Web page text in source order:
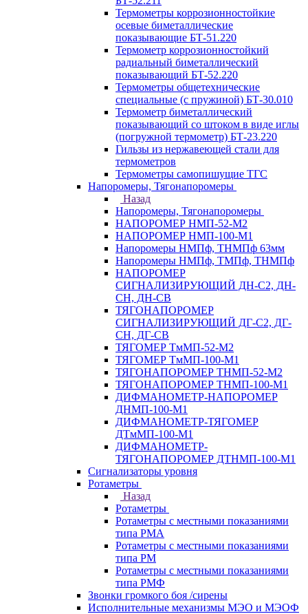
Термометры коррозионностойкие
осевые биметаллические
показывающие БТ-51.220
Термометр коррозионностойкий
радиальный биметаллический
показывающий БТ-52.220
Термометры общетехнические
специальные (с пружиной) БТ-30.010
Термометр биметаллический
показывающий со штоком в виде иглы
(погружной термометр) БТ-23.220
Гильзы из нержавеющей стали для
термометров
Термометры самопишущие ТГС
Напоромеры, Тягонапоромеры
Назад
Напоромеры, Тягонапоромеры
НАПОРОМЕР НМП-52-М2
НАПОРОМЕР НМП-100-М1
Напоромеры НМПф, ТНМПф 63мм
Напоромеры НМПф, ТМПф, ТНМПф
НАПОРОМЕР
СИГНАЛИЗИРУЮЩИЙ ДН-С2, ДН-
СН, ДН-СВ
ТЯГОНАПОРОМЕР
СИГНАЛИЗИРУЮЩИЙ ДГ-С2, ДГ-
СН, ДГ-СВ
ТЯГОМЕР ТмМП-52-М2
ТЯГОМЕР ТмМП-100-М1
ТЯГОНАПОРОМЕР ТНМП-52-М2
ТЯГОНАПОРОМЕР ТНМП-100-М1
ДИФМАНОМЕТР-НАПОРОМЕР
ДНМП-100-М1
ДИФМАНОМЕТР-ТЯГОМЕР
ДТмМП-100-М1
ДИФМАНОМЕТР-
ТЯГОНАПОРОМЕР ДТНМП-100-М1
Сигнализаторы уровня
Ротаметры
Назад
Ротаметры
Ротаметры с местными показаниями
типа РМА
Ротаметры с местными показаниями
типа РМ
Ротаметры с местными показаниями
типа РМФ
Звонки громкого боя /сирены
Исполнительные механизмы МЭО и МЭОФ